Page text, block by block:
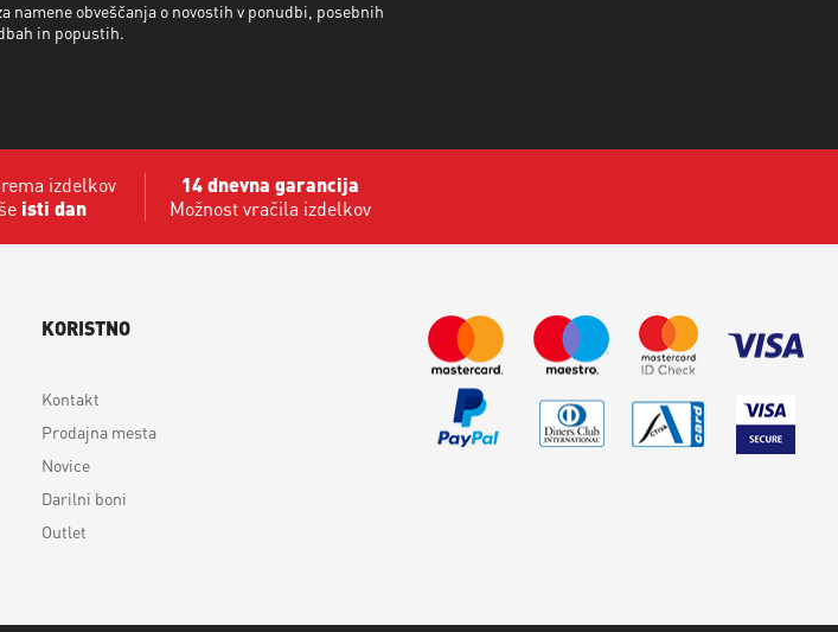
namene obveščanja o novostih v ponudbi, posebnih
in popustih.
izdelkov
še isti dan
14 dnevna garancija
Možnost vračila izdelkov
KORISTNO
Kontakt
Prodajna mesta
Novice
Darilni boni
Outlet